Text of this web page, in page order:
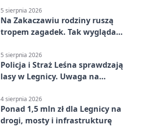
5 sierpnia 2026
Na Zakaczawiu rodziny ruszą
tropem zagadek. Tak wygląda
5 sierpnia 2026
Policja i Straż Leśna sprawdzają
lasy w Legnicy. Uwaga na
4 sierpnia 2026
Ponad 1,5 mln zł dla Legnicy na
drogi, mosty i infrastrukturę